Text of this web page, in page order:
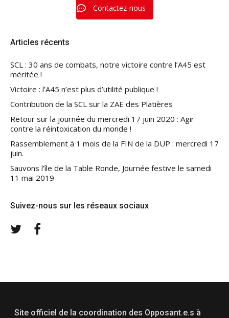
Contactez-nous
Articles récents
SCL : 30 ans de combats, notre victoire contre l’A45 est
méritée !
Victoire : l’A45 n’est plus d’utilité publique !
Contribution de la SCL sur la ZAE des Platières
Retour sur la journée du mercredi 17 juin 2020 : Agir
contre la réintoxication du monde !
Rassemblement à 1 mois de la FIN de la DUP : mercredi 17
juin.
Sauvons l’île de la Table Ronde, Journée festive le samedi
11 mai 2019
Suivez-nous sur les réseaux sociaux
Twitter
Site officiel de la coordination des Opposant.e.s à